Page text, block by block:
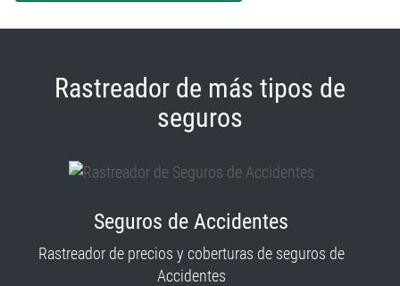
Rastreador de más tipos de
seguros
Seguros de Accidentes
Rastreador de precios y coberturas de seguros de
Accidentes